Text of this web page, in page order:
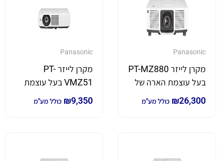
Panasonic
מקרן לייזר PT-MZ880
בעל עוצמת הארה של
7,000 לומן
₪26,300 כולל מע"מ
Panasonic
מקרן לייזר PT-
VMZ51 בעל עוצמת
הארה של 5,200 לומן
₪9,350 כולל מע"מ